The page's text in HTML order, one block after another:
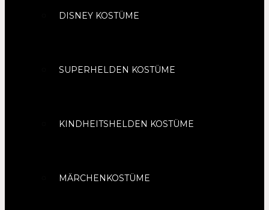
DISNEY KOSTÜME
SUPERHELDEN KOSTÜME
KINDHEITSHELDEN KOSTÜME
MÄRCHENKOSTÜME